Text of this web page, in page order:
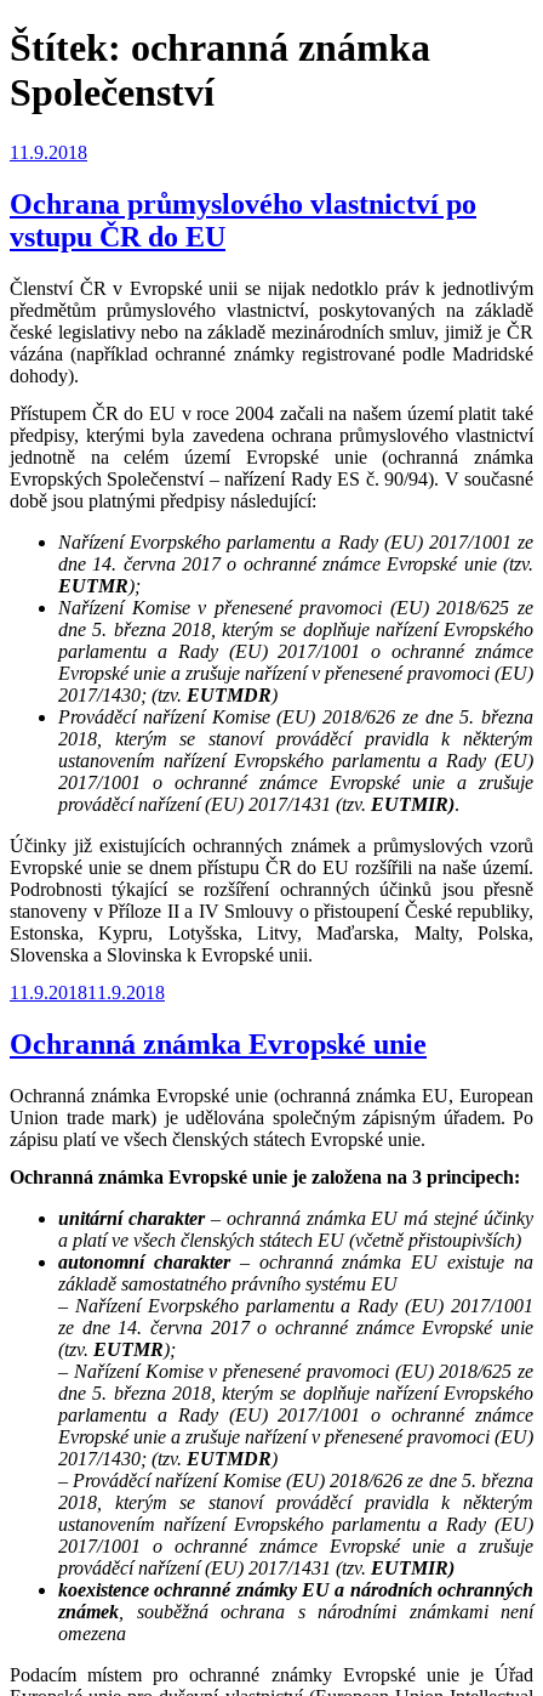
Štítek: ochranná známka
Společenství
Publikováno
11.9.2018
Ochrana průmyslového vlastnictví po
vstupu ČR do EU
Členství ČR v Evropské unii se nijak nedotklo práv k jednotlivým
předmětům průmyslového vlastnictví, poskytovaných na základě
české legislativy nebo na základě mezinárodních smluv, jimiž je ČR
vázána (například ochranné známky registrované podle Madridské
dohody).
Přístupem ČR do EU v roce 2004 začali na našem území platit také
předpisy, kterými byla zavedena ochrana průmyslového vlastnictví
jednotně na celém území Evropské unie (ochranná známka
Evropských Společenství – nařízení Rady ES č. 90/94). V současné
době jsou platnými předpisy následující:
Nařízení Evorpského parlamentu a Rady (EU) 2017/1001 ze
dne 14. června 2017 o ochranné známce Evropské unie (tzv.
EUTMR);
Nařízení Komise v přenesené pravomoci (EU) 2018/625 ze
dne 5. března 2018, kterým se doplňuje nařízení Evropského
parlamentu a Rady (EU) 2017/1001 o ochranné známce
Evropské unie a zrušuje nařízení v přenesené pravomoci (EU)
2017/1430; (tzv. EUTMDR)
Prováděcí nařízení Komise (EU) 2018/626 ze dne 5. března
2018, kterým se stanoví prováděcí pravidla k některým
ustanovením nařízení Evropského parlamentu a Rady (EU)
2017/1001 o ochranné známce Evropské unie a zrušuje
prováděcí nařízení (EU) 2017/1431 (tzv. EUTMIR).
Účinky již existujících ochranných známek a průmyslových vzorů
Evropské unie se dnem přístupu ČR do EU rozšířili na naše území.
Podrobnosti týkající se rozšíření ochranných účinků jsou přesně
stanoveny v Příloze II a IV Smlouvy o přistoupení České republiky,
Estonska, Kypru, Lotyšska, Litvy, Maďarska, Malty, Polska,
Slovenska a Slovinska k Evropské unii.
Publikováno
11.9.201811.9.2018
Ochranná známka Evropské unie
Ochranná známka Evropské unie (ochranná známka EU, European
Union trade mark) je udělována společným zápisným úřadem. Po
zápisu platí ve všech členských státech Evropské unie.
Ochranná známka Evropské unie je založena na 3 principech:
unitární charakter– ochranná známka EU má stejné účinky
a platí ve všech členských státech EU (včetně přistoupivších)
autonomní charakter– ochranná známka EU existuje na
základě samostatného právního systému EU
– Nařízení Evorpského parlamentu a Rady (EU) 2017/1001
ze dne 14. června 2017 o ochranné známce Evropské unie
(tzv. EUTMR);
– Nařízení Komise v přenesené pravomoci (EU) 2018/625 ze
dne 5. března 2018, kterým se doplňuje nařízení Evropského
parlamentu a Rady (EU) 2017/1001 o ochranné známce
Evropské unie a zrušuje nařízení v přenesené pravomoci (EU)
2017/1430; (tzv. EUTMDR)
– Prováděcí nařízení Komise (EU) 2018/626 ze dne 5. března
2018, kterým se stanoví prováděcí pravidla k některým
ustanovením nařízení Evropského parlamentu a Rady (EU)
2017/1001 o ochranné známce Evropské unie a zrušuje
prováděcí nařízení (EU) 2017/1431 (tzv. EUTMIR)
koexistence ochranné známky EU a národních ochranných
známek , souběžná ochrana s národními známkami není
omezena
Podacím místem pro ochranné známky Evropské unie je Úřad